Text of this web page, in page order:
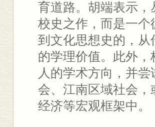
育道路。胡端表示
校史之作，而是一
到文化思想史的，
的学理价值。此外
人的学术方向，并
会、江南区域社会
经济等宏观框架中。